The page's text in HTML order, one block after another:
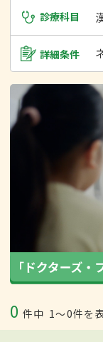
診療科目
詳細条件
0 件中 1〜0件を